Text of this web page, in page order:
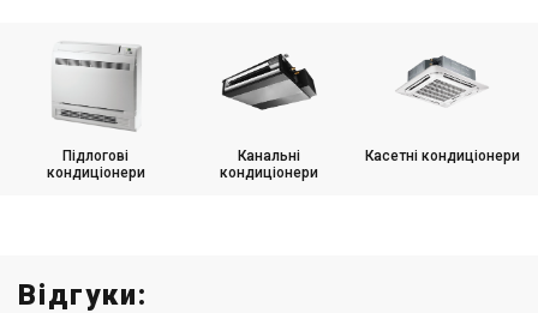
Підлогові
кондиціонери
Канальні
кондиціонери
Касетні кондиціонери
Відгуки: